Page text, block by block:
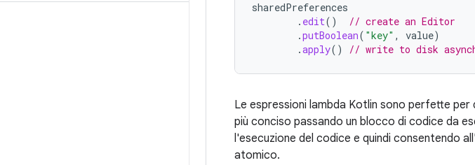
sharedPreferences
. edit()
// create an Editor
.putBoolean( "key" , value)
.apply() // write to disk
Le espressioni lambda Kotlin sono perfette
più conciso passando un blocco di codice da
l'esecuzione del codice e quindi consentendo
atomico.